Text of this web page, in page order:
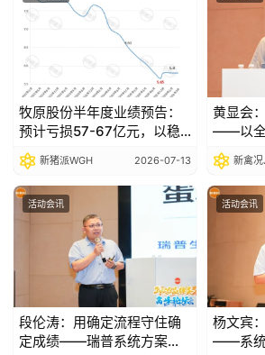
牧原股份半年度业绩预告：
预计亏损57-67亿元，以稳
健经营穿越行业波动
新猪派WGH 2026-07-13
黄显会
——以全
事后检
高峰论
新禽况
活动会讯
段伦涛：用确定流程守住确
定成绩——瑞普系统方案破
活动会讯
杨文宾
——系统